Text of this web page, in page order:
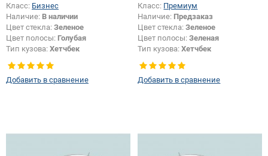
Класс: Бизнес
Наличие: В наличии
Цвет стекла: Зеленое
Цвет полосы: Голубая
Тип кузова: Хетчбек
Добавить в сравнение
Класс: Премиум
Наличие: Предзаказ
Цвет стекла:Зеленое
Цвет полосы:Зеленая
Тип кузова:Хетчбек
Добавить в сравнение